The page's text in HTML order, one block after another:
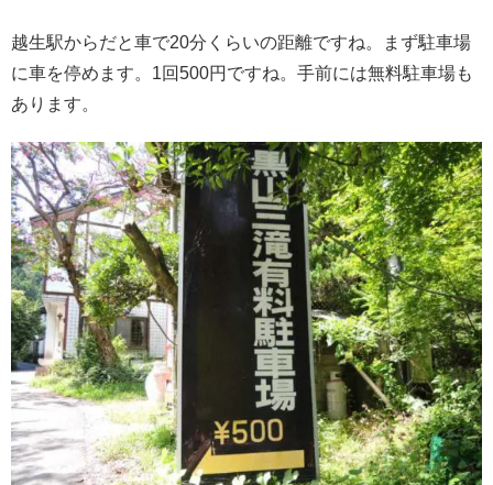
越生駅からだと車で20分くらいの距離ですね。
まず駐車場
に車を停めます。1回500円ですね。手前には無料駐車場も
あります。